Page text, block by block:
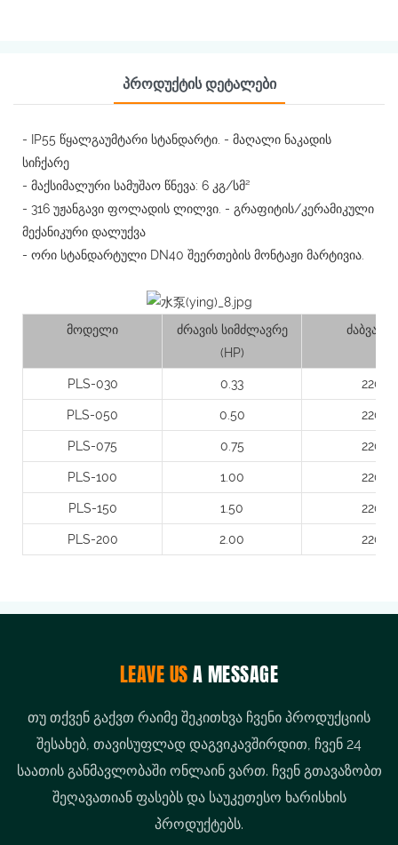
Პროდუქტის Დეტალები
- IP55 წყალგაუმტარი სტანდარტი. - მაღალი ნაკადის
სიჩქარე
- მაქსიმალური სამუშაო წნევა: 6 კგ/სმ²
- 316 უჟანგავი ფოლადის ლილვი. - გრაფიტის/კერამიკული
მექანიკური დალუქვა
- ორი სტანდარტული DN40 შეერთების მონტაჟი მარტივია.
მოდელი
ძრავის სიმძლავრე
(HP)
ძაბვა (V)
PLS-030 0.33 220
PLS-050 0.50 220
PLS-075 0.75 220
PLS-100 1.00 220
PLS-150 1.50 220
PLS-200 2.00 220
LEAVE USA MESSAGE
თუ თქვენ გაქვთ რაიმე შეკითხვა ჩვენი პროდუქციის
შესახებ, თავისუფლად დაგვიკავშირდით, ჩვენ 24
საათის განმავლობაში ონლაინ ვართ. ჩვენ გთავაზობთ
შეღავათიან ფასებს და საუკეთესო ხარისხის
პროდუქტებს.